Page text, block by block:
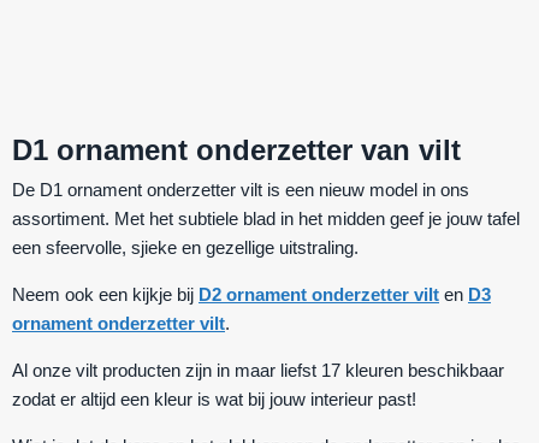
D1 ornament onderzetter van vilt
De D1 ornament onderzetter vilt is een nieuw model in ons
assortiment. Met het subtiele blad in het midden geef je jouw tafel
een sfeervolle, sjieke en gezellige uitstraling.
Neem ook een kijkje bij D2 ornament onderzetter vilt en D3
ornament onderzetter vilt.
Al onze vilt producten zijn in maar liefst 17 kleuren beschikbaar
zodat er altijd een kleur is wat bij jouw interieur past!